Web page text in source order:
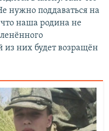
нужно поддаваться на
наша родина не
них будет возращён